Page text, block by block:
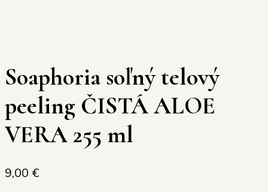
Soaphoria soľný telový
peeling ČISTÁ ALOE
VERA 255 ml
9,00 €